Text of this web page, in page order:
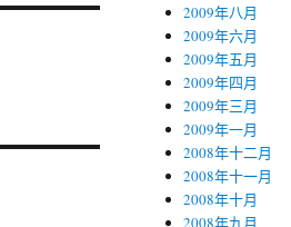
2009年八月
2009年六月
2009年五月
2009年四月
2009年三月
2009年一月
2008年十二月
2008年十一月
2008年十月
2008年九月